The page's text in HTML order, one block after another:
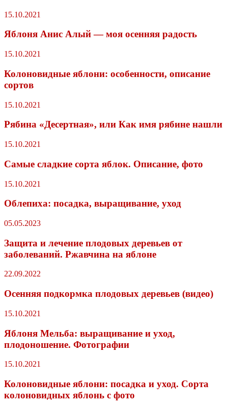
15.10.2021
Яблоня Анис Алый — моя осенняя радость
15.10.2021
Колоновидные яблони: особенности, описание
сортов
15.10.2021
Рябина «Десертная», или Как имя рябине нашли
15.10.2021
Самые сладкие сорта яблок. Описание, фото
15.10.2021
Облепиха: посадка, выращивание, уход
05.05.2023
Защита и лечение плодовых деревьев от
заболеваний. Ржавчина на яблоне
22.09.2022
Осенняя подкормка плодовых деревьев (видео)
15.10.2021
Яблоня Мельба: выращивание и уход,
плодоношение. Фотографии
15.10.2021
Колоновидные яблони: посадка и уход. Сорта
колоновидных яблонь с фото